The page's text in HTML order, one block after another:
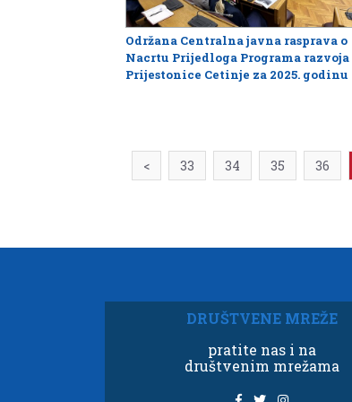
Održana Centralna javna rasprava o
Nacrtu Prijedloga Programa razvoja
Prijestonice Cetinje za 2025. godinu
< 33 34 35 36
DRUŠTVENE MREŽE
pratite nas i na
društvenim mrežama